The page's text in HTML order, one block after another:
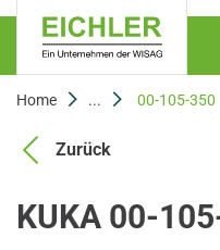
Home ... 00-105-350
Zurück
KUKA 00-